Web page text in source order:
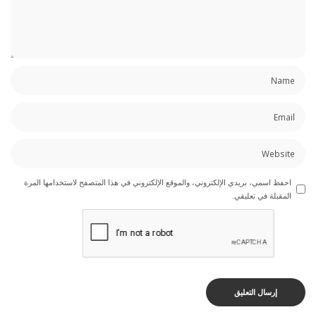
احفظ اسمي، بريدي الإلكتروني، والموقع الإلكتروني في هذا المتصفح لاستخدامها المرة
المقبلة في تعليقي.